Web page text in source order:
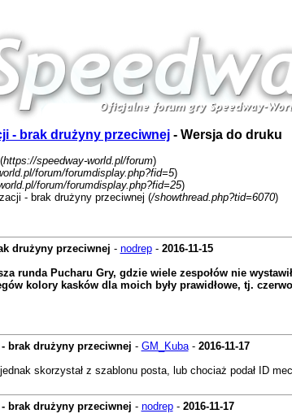
- brak drużyny przeciwnej- Wersja do druku
https://speedway-world.pl/forum)
forum/forumdisplay.php?fid=5)
forum/forumdisplay.php?fid=25)
- brak drużyny przeciwnej (/showthread.php?tid=6070)
drużyny przeciwnej - nodrep- 2016-11-15
runda Pucharu Gry, gdzie wiele zespołów nie
kolory kasków dla moich były prawidłowe, tj.
brak drużyny przeciwnej - GM_Kuba- 2016-11-17
skorzystał z szablonu posta, lub chociaż podał ID
brak drużyny przeciwnej - nodrep- 2016-11-17